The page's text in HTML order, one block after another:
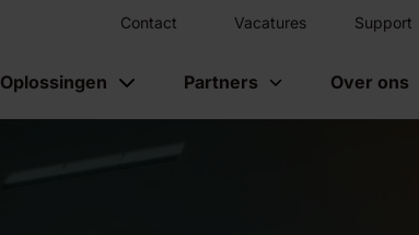
Contact Vacatures Support
Oplossingen Partners Over ons